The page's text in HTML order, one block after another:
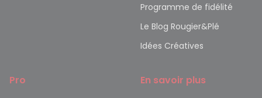
Programme de fidélité
Le Blog Rougier&Plé
Idées Créatives
Pro En savoir plus